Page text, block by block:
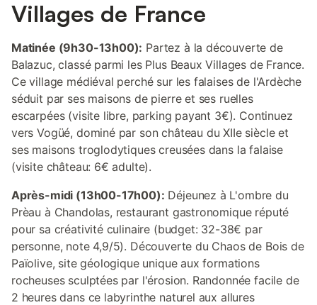
Villages de France
Matinée (9h30-13h00): Partez à la découverte de
Balazuc, classé parmi les Plus Beaux Villages de France.
Ce village médiéval perché sur les falaises de l'Ardèche
séduit par ses maisons de pierre et ses ruelles
escarpées (visite libre, parking payant 3€). Continuez
vers Vogüé, dominé par son château du XIIe siècle et
ses maisons troglodytiques creusées dans la falaise
(visite château: 6€ adulte).
Après-midi (13h00-17h00): Déjeunez à L'ombre du
Prèau à Chandolas, restaurant gastronomique réputé
pour sa créativité culinaire (budget: 32-38€ par
personne, note 4,9/5). Découverte du Chaos de Bois de
Païolive, site géologique unique aux formations
rocheuses sculptées par l'érosion. Randonnée facile de
2 heures dans ce labyrinthe naturel aux allures